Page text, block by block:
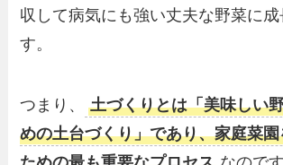
収して病気にも強い丈夫な野菜に成
す。
つまり、
土づくりとは「美味しい
めの土台づくり」であり、家庭菜